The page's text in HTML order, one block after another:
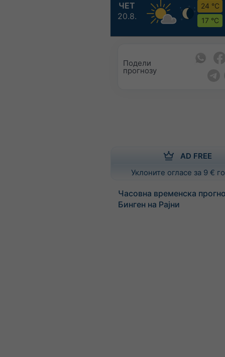
ЧЕТ
20.8.
24 °C
17 °C
Подели
прогнозу
AD FREE
Уклоните огласе за 9 €
Часовна временска
Бинген на Рајни